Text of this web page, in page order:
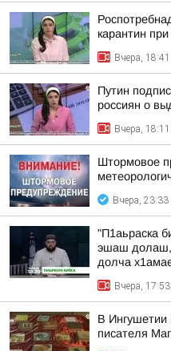
карантин
Вчера, 18:41
Путин
россиян о
Вчера, 18:11
Штормовое
Вчера, 23:33
"П1аьраска
эшаш долаш,
долча
Вчера, 17:53
В Ингушетии
писателя